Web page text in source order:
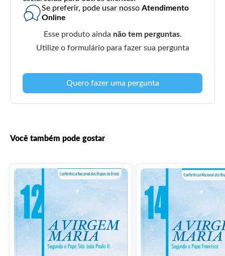
Se preferir, pode usar nosso Atendimento
Online
Esse produto ainda não tem perguntas.
Utilize o formulário para fazer sua pergunta
Quero fazer uma pergunta
Você também pode gostar